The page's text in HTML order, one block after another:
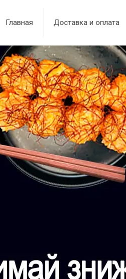
Главная Доставка и оплата